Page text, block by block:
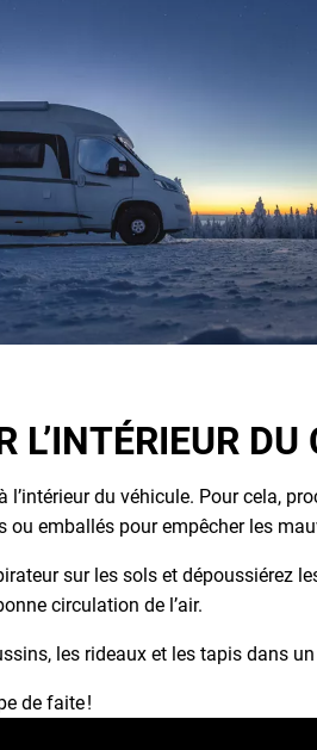
L’INTÉRIEUR
l’intérieur du véhicule. Pour cela,
ou emballés pour empêcher les
sur les sols et dépoussiérez
circulation de l’air.
les rideaux et les tapis dans
de faite !